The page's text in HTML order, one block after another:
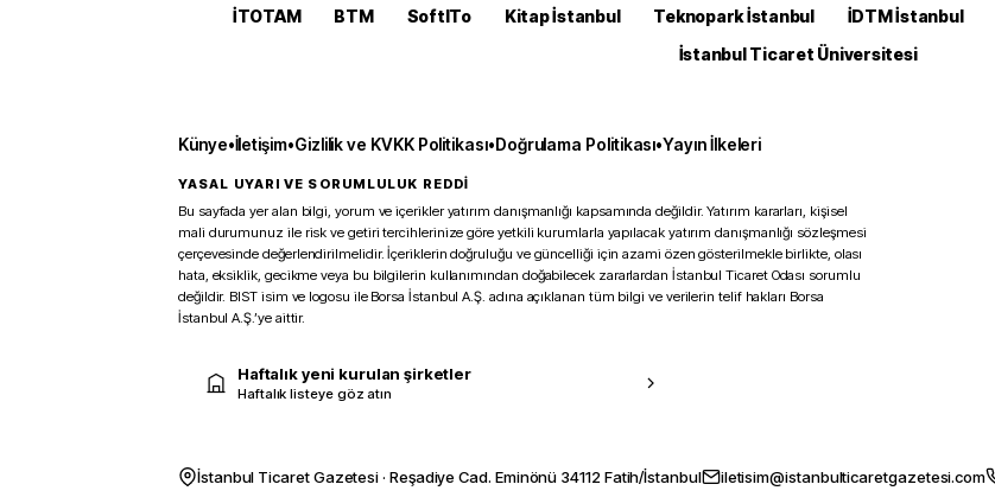
İTOTAM BTM SoftITo Kitap İstanbul Teknopark İstanbul İDTM İstanbul
İstanbul Ticaret Üniversitesi
Künye•İletişim•Gizlilik ve KVKK Politikası•Doğrulama Politikası•Yayın İlkeleri
YASAL UYARI VE SORUMLULUK REDDİ
Bu sayfada yer alan bilgi, yorum ve içerikler yatırım danışmanlığı kapsamında değildir. Yatırım kararları, kişisel
mali durumunuz ile risk ve getiri tercihlerinize göre yetkili kurumlarla yapılacak yatırım danışmanlığı sözleşmesi
çerçevesinde değerlendirilmelidir. İçeriklerin doğruluğu ve güncelliği için azami özen gösterilmekle birlikte, olası
hata, eksiklik, gecikme veya bu bilgilerin kullanımından doğabilecek zararlardan İstanbul Ticaret Odası sorumlu
değildir. BIST isim ve logosu ile Borsa İstanbul A.Ş. adına açıklanan tüm bilgi ve verilerin telif hakları Borsa
İstanbul A.Ş.’ye aittir.
Haftalık yeni kurulan şirketler
Haftalık listeye göz atın
İstanbul Ticaret Gazetesi · Reşadiye Cad. Eminönü 34112 Fatih/İstanbul iletisim@istanbulticaretgazetesi.com